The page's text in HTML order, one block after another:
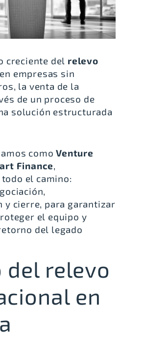
creciente del relevo
en empresas sin
la venta de la
de un proceso de
solución estructurada
comoVenture
Finance,
el camino:
y cierre, para garantizar
el equipo y
del legado
del relevo
en